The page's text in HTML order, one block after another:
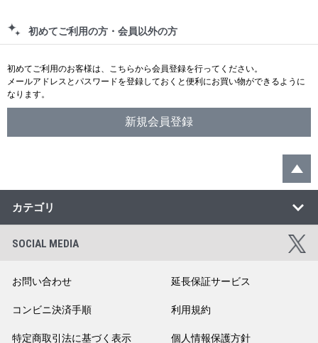
初めてご利用の方・会員以外の方
初めてご利用のお客様は、こちらから会員登録を行ってください。
メールアドレスとパスワードを登録しておくと便利にお買い物ができるように
なります。
カテゴリ
SOCIAL MEDIA
お問い合わせ 延長保証サービス
コンビニ決済手順 利用規約
特定商取引法に基づく表示 個人情報保護方針